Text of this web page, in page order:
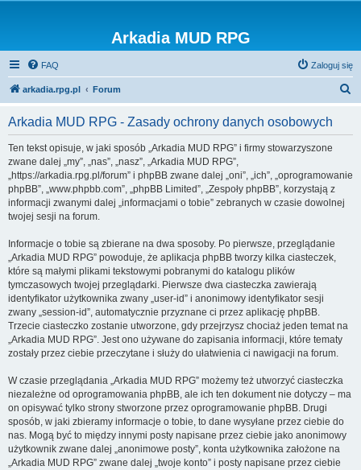
Arkadia MUD RPG
FAQ Zaloguj się
arkadia.rpg.pl Forum
Arkadia MUD RPG - Zasady ochrony danych osobowych
Ten tekst opisuje, w jaki sposób „Arkadia MUD RPG” i firmy stowarzyszone
zwane dalej „my”, „nas”, „nasz”, „Arkadia MUD RPG”,
„https://arkadia.rpg.pl/forum” i phpBB zwane dalej „oni”, „ich”, „oprogramowanie
phpBB”, „www.phpbb.com”, „phpBB Limited”, „Zespoły phpBB”, korzystają z
informacji zwanymi dalej „informacjami o tobie” zebranych w czasie dowolnej
twojej sesji na forum.
Informacje o tobie są zbierane na dwa sposoby. Po pierwsze, przeglądanie
„Arkadia MUD RPG” powoduje, że aplikacja phpBB tworzy kilka ciasteczek,
które są małymi plikami tekstowymi pobranymi do katalogu plików
tymczasowych twojej przeglądarki. Pierwsze dwa ciasteczka zawierają
identyfikator użytkownika zwany „user-id” i anonimowy identyfikator sesji
zwany „session-id”, automatycznie przyznane ci przez aplikację phpBB.
Trzecie ciasteczko zostanie utworzone, gdy przejrzysz chociaż jeden temat na
„Arkadia MUD RPG”. Jest ono używane do zapisania informacji, które tematy
zostały przez ciebie przeczytane i służy do ułatwienia ci nawigacji na forum.
W czasie przeglądania „Arkadia MUD RPG” możemy też utworzyć ciasteczka
niezależne od oprogramowania phpBB, ale ich ten dokument nie dotyczy – ma
on opisywać tylko strony stworzone przez oprogramowanie phpBB. Drugi
sposób, w jaki zbieramy informacje o tobie, to dane wysyłane przez ciebie do
nas. Mogą być to między innymi posty napisane przez ciebie jako anonimowy
użytkownik zwane dalej „anonimowe posty”, konta użytkownika założone na
„Arkadia MUD RPG” zwane dalej „twoje konto” i posty napisane przez ciebie